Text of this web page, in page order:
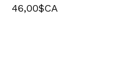
46,00$CA